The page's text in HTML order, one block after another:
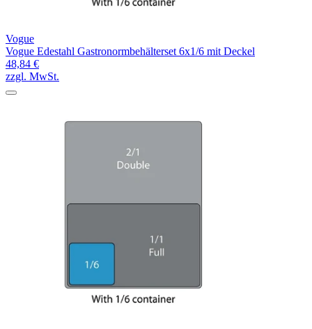
Vogue
Vogue Edestahl Gastronormbehälterset 6x1/6 mit Deckel
48,84 €
zzgl. MwSt.